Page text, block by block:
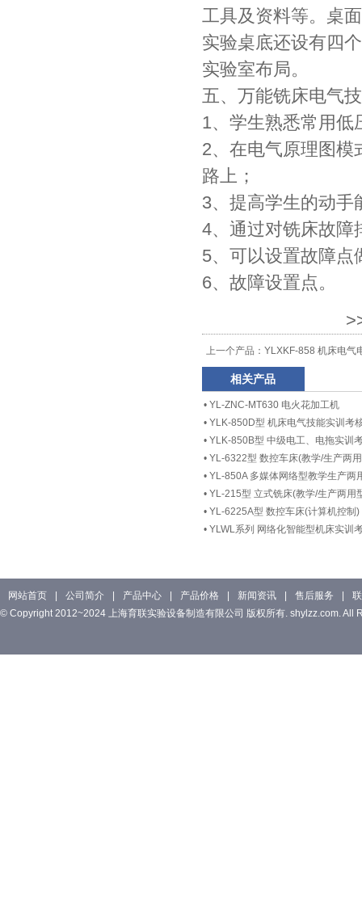
工具及资料等。桌
实验桌底还设有四
实验室布局。
五、万能铣床电气
1、学生熟悉常用低
2、在电气原理图模
路上；
3、提高学生的动手
4、通过对铣床故障
5、可以设置故障点
6、故障设置点。
上一个产品： YLXKF-858 机床电气
相关产品
• YL-ZNC-MT630 电火花加工机
• YLK-850D型 机床电气技能实训考
• YLK-850B型 中级电工、电拖实训
• YL-6322型 数控车床(教学/生产两
• YL-850A 多媒体网络型教学生产两
• YL-215型 立式铣床(教学/生产两用
• YL-6225A型 数控车床(计算机控制)
• YLWL系列 网络化智能型机床实训
网站首页 公司简介 产品中心 产品价格 新闻资讯 售后服务
© Copyright 2012~2024 上海育联实验设备制造有限公司 版权所有. shylzz.com. All